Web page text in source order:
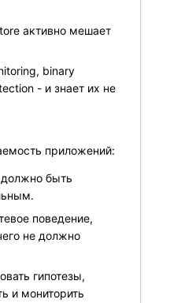
активно мешает
binary
- и знает их не
приложений:
быть
поведение,
не должно
гипотезы,
и мониторить